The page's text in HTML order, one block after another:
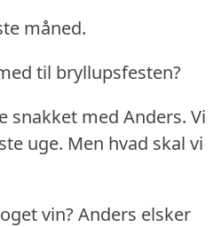
måned.
til bryllupsfesten?
snakket med Anders. Vi
uge. Men hvad skal vi
vin?Anders elsker